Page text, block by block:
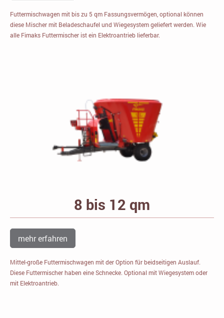
Futtermischwagen mit bis zu 5 qm Fassungsvermögen, optional können
diese Mischer mit Beladeschaufel und Wiegesystem geliefert werden. Wie
alle Fimaks Futtermischer ist ein Elektroantrieb lieferbar.
8 bis 12 qm
mehr erfahren
Mittel-große Futtermischwagen mit der Option für beidseitigen Auslauf.
Diese Futtermischer haben eine Schnecke. Optional mit Wiegesystem oder
mit Elektroantrieb.